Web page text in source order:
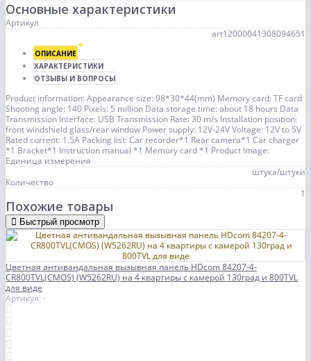
Основные характеристики
Артикул
art12000041308094651
ОПИСАНИЕ
ХАРАКТЕРИСТИКИ
ОТЗЫВЫ И ВОПРОСЫ
Product information: Appearance size: 98*30*44(mm) Memory card: TF card
Shooting angle: 140 Pixels: 5 million Data storage time: about 18 hours Data
Transmission Interface: USB Transmission Rate: 30 m/s Installation position:
front windshield glass/rear window Power supply: 12V-24V Voltage: 12V to 5V
Rated current: 1.5A Packing list: Car recorder*1 Rear camera*1 Car charger
*1 Bracket*1 Instruction manual *1 Memory card *1 Product Image:
Единица измерения
штука/штуки
Количество
1
Похожие товары
Быстрый просмотр
Цветная антивандальная вызывная панель HDcom 84207-4-
CR800TVL(CMOS) (W5262RU) на 4 квартиры с камерой 130град и 800TVL
для виде
Артикул: -